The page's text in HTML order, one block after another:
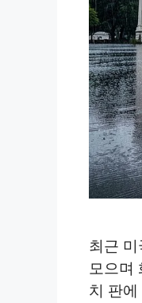
최근
모으며
치 판